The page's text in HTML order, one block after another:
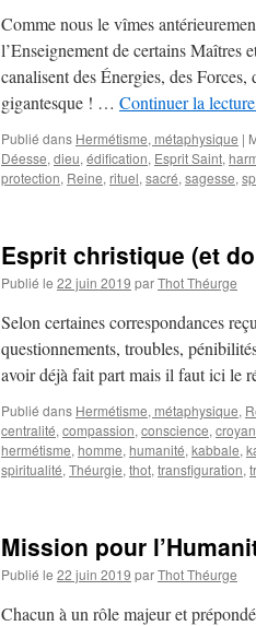
Comme nous le vîmes
l’Enseignement de certains Maîtres
canalisent des Énergies, des
gigantesque ! … Continuer la lecture
Publié dans Hermétisme, métaphysique |
Déesse, dieu, édification, Esprit Saint,
protection, Reine, rituel, sacré, sagesse,
Esprit christique (et
Publié le 22 juin 2019 parThot Théurge
Selon certaines correspondances
questionnements, troubles,
avoir déjà fait part mais il faut ici le
Publié dans Hermétisme, métaphysique,
centralité, compassion, conscience,
hermétisme, homme, humanité, kabbale,
spiritualité, Théurgie, thot, transfiguration,
Mission pour
Publié le 22 juin 2019 parThot Théurge
Chacun à un rôle majeur et